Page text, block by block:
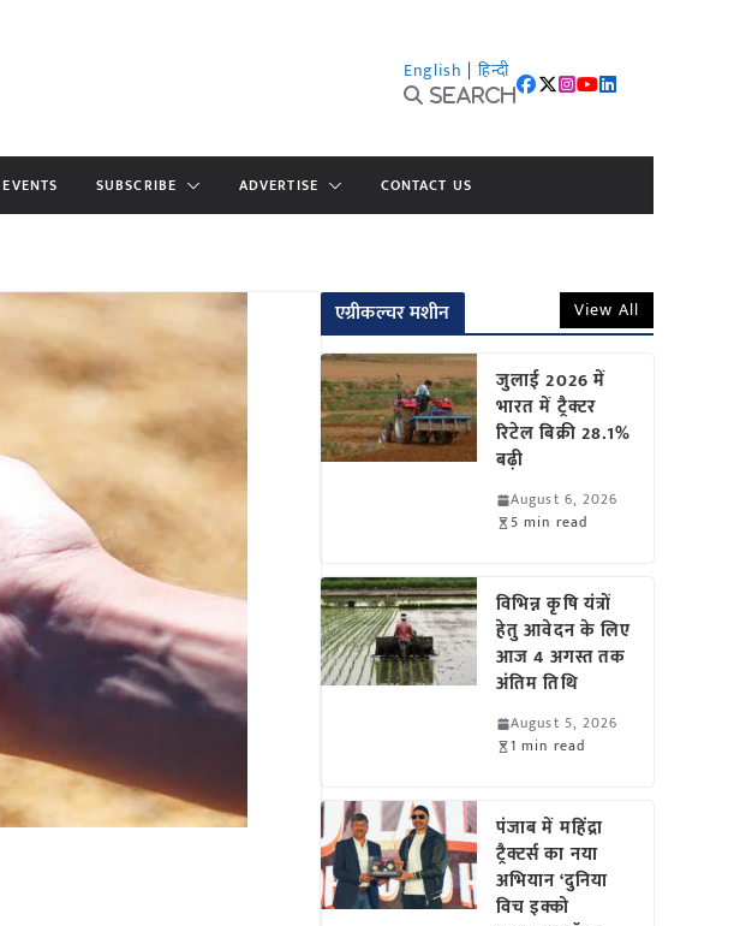
English | हिन्दी
Search
EVENTS SUBSCRIBE ADVERTISE CONTACT US
एग्रीकल्चर मशीन View All
जुलाई 2026 में
भारत में ट्रैक्टर
रिटेल बिक्री 28.1%
बढ़ी
August 6, 2026
5 min read
विभिन्न कृषि यंत्रों
हेतु आवेदन के लिए
आज 4 अगस्त तक
अंतिम तिथि
August 5, 2026
1 min read
पंजाब में महिंद्रा
ट्रैक्टर्स का नया
अभियान ‘दुनिया
विच इक्को